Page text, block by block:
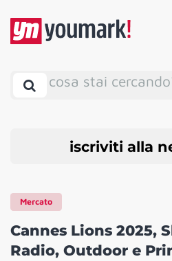
cosa stai
iscriviti alla
Mercato
Cannes Lions 2025,
Radio, Outdoor e